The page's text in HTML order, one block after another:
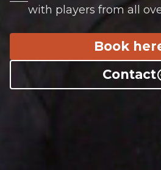
with players from all
Book
Contact